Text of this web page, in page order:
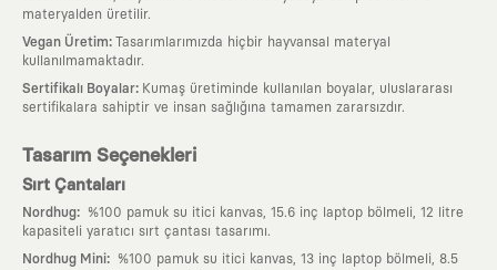
materyalden üretilir.
Vegan Üretim: Tasarımlarımızda hiçbir hayvansal materyal
kullanılmamaktadır.
Sertifikalı Boyalar: Kumaş üretiminde kullanılan boyalar, uluslararası
sertifikalara sahiptir ve insan sağlığına tamamen zararsızdır.
Tasarım Seçenekleri
Sırt Çantaları
Nordhug:
%100 pamuk su itici kanvas, 15.6 inç laptop bölmeli, 12 litre
kapasiteli yaratıcı sırt çantası tasarımı.
Nordhug Mini:
%100 pamuk su itici kanvas, 13 inç laptop bölmeli, 8.5